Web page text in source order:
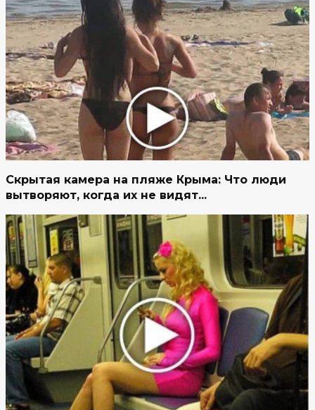
Скрытая камера на пляже Крыма: Что люди
вытворяют, когда их не видят...